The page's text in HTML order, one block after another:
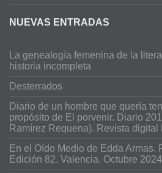
NUEVAS ENTRADAS
La genealogía femenina de la
historia incompleta
Desterrados
Diario de un hombre que quería
propósito de El porvenir. Diario
Ramírez Requena). Revista
En el Oído Medio de Edda Armas.
Edición 82. Valencia. Octubre